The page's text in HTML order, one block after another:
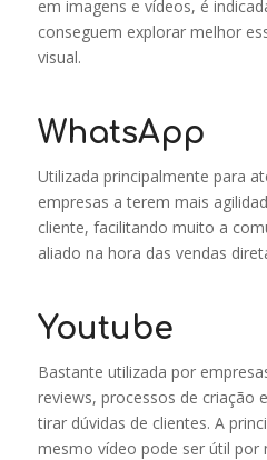
em imagens e vídeos, é
conseguem explorar melhor
visual.
WhatsApp
Utilizada principalmente para
empresas a terem mais
cliente, facilitando muito a
aliado na hora das vendas
Youtube
Bastante utilizada por
reviews, processos de criação
tirar dúvidas de clientes. A
mesmo vídeo pode ser útil